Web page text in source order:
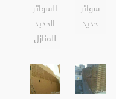
سواتر
حديد
السواتر
الحديد
للمنازل